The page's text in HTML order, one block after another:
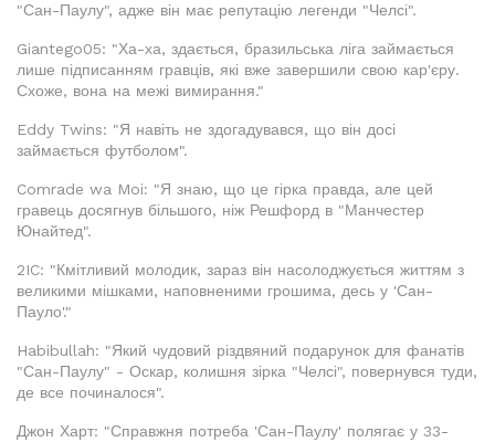
"Сан-Паулу", адже він має репутацію легенди "Челсі".
Giantego05: "Ха-ха, здається, бразильська ліга займається
лише підписанням гравців, які вже завершили свою кар'єру.
Схоже, вона на межі вимирання."
Eddy Twins: "Я навіть не здогадувався, що він досі
займається футболом".
Comrade wa Moi: "Я знаю, що це гірка правда, але цей
гравець досягнув більшого, ніж Решфорд в "Манчестер
Юнайтед".
2IC: "Кмітливий молодик, зараз він насолоджується життям з
великими мішками, наповненими грошима, десь у 'Сан-
Пауло'."
Habibullah: "Який чудовий різдвяний подарунок для фанатів
"Сан-Паулу" - Оскар, колишня зірка "Челсі", повернувся туди,
де все починалося".
Джон Харт: "Справжня потреба 'Сан-Паулу' полягає у 33-